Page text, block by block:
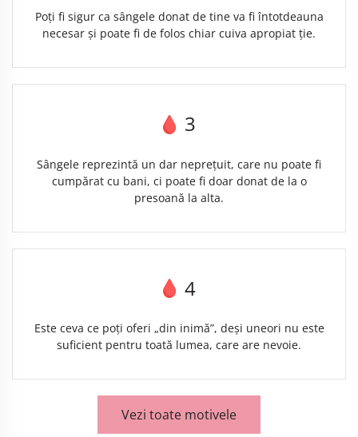
Poți fi sigur ca sângele donat de tine va fi întotdeauna
necesar și poate fi de folos chiar cuiva apropiat ție.
3
Sângele reprezintă un dar neprețuit, care nu poate fi
cumpărat cu bani, ci poate fi doar donat de la o
presoană la alta.
4
Este ceva ce poți oferi „din inimă”, deși uneori nu este
suficient pentru toată lumea, care are nevoie.
Vezi toate motivele